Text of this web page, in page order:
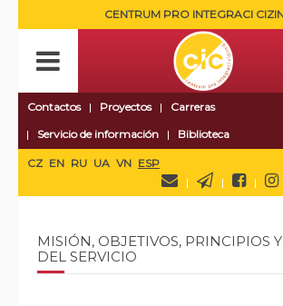
CENTRUM PRO INTEGRACI
Contactos Proyectos
Carreras
Servicio de información
Biblioteca
CZ EN RU UA VN ESP
MISIÓN, OBJETIVOS, PRINCIPIOS Y
DEL SERVICIO